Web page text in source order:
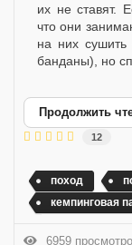
их не ставят.
что они
на них сушить
банданы), но
Продолжить
12
поход
кемпинговая
6959